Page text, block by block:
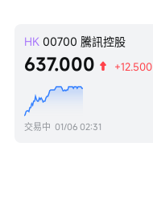
HK 00700 騰訊控股
637.000 +12.500
交易中 01/06 02:31